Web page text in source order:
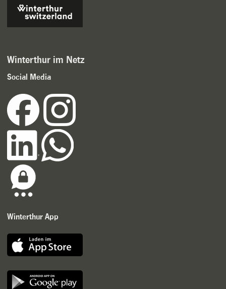
Winterthur im Netz
Social Media
Winterthur App